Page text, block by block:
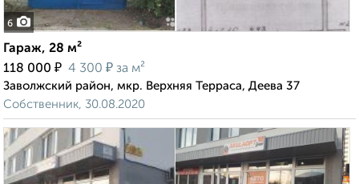
6
Гараж, 28 м²
118 000 ₽ 4 300 ₽ за м²
Заволжский район, мкр. Верхняя Терраса, Деева 37
Собственник, 30.08.2020